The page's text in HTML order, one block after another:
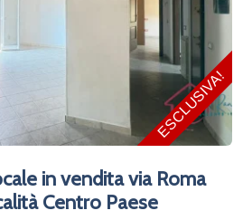
ESCLUSIVA!
in vendita via Roma
Centro Paese